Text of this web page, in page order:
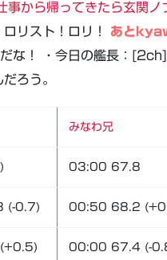
事から帰ってきたら玄関
リスト！ロリ！ あと
な！ ・今日の艦長：[2ch]
ろう。
みなわ兄
03:00 67.8
(-0.7) 00:50 68.2
00:00 67.4 (-